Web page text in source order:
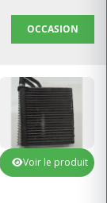
OCCASION
Voir le produit